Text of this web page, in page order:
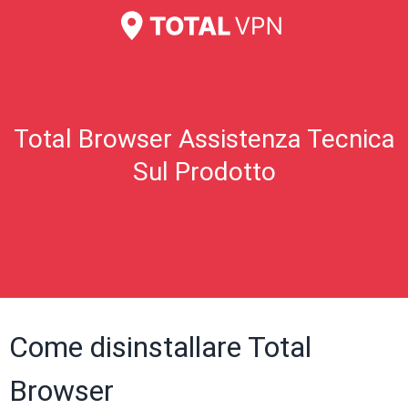
Total Browser Assistenza Tecnica
Sul Prodotto
Come disinstallare Total
Browser